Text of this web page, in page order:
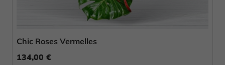
Chic Roses Vermelles
134,00 €